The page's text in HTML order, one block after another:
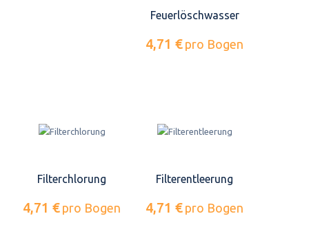
Feuerlöschwasser
4,71 € pro Bogen
Filterchlorung
4,71 € pro Bogen
Filterentleerung
4,71 € pro Bogen